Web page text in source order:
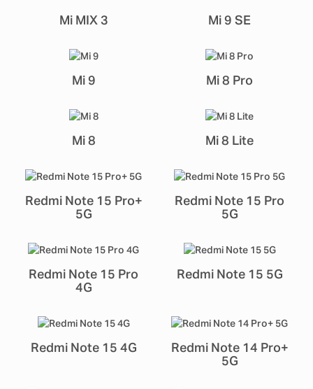
Mi MIX 3 Mi 9 SE
Mi 9 Mi 8 Pro
Mi 8 Mi 8 Lite
Redmi Note 15 Pro+
5G
Redmi Note 15 Pro
5G
Redmi Note 15 Pro
4G
Redmi Note 15 5G
Redmi Note 15 4G
Redmi Note 14 Pro+
5G